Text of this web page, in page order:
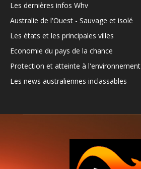
Les dernières infos Whv
Australie de l'Ouest - Sauvage et isolé
Les états et les principales villes
Economie du pays de la chance
Protection et atteinte à l'environnement
Les news australiennes inclassables